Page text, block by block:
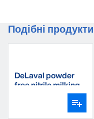
Подібні продукти
DeLaval powder
free nitrile milking